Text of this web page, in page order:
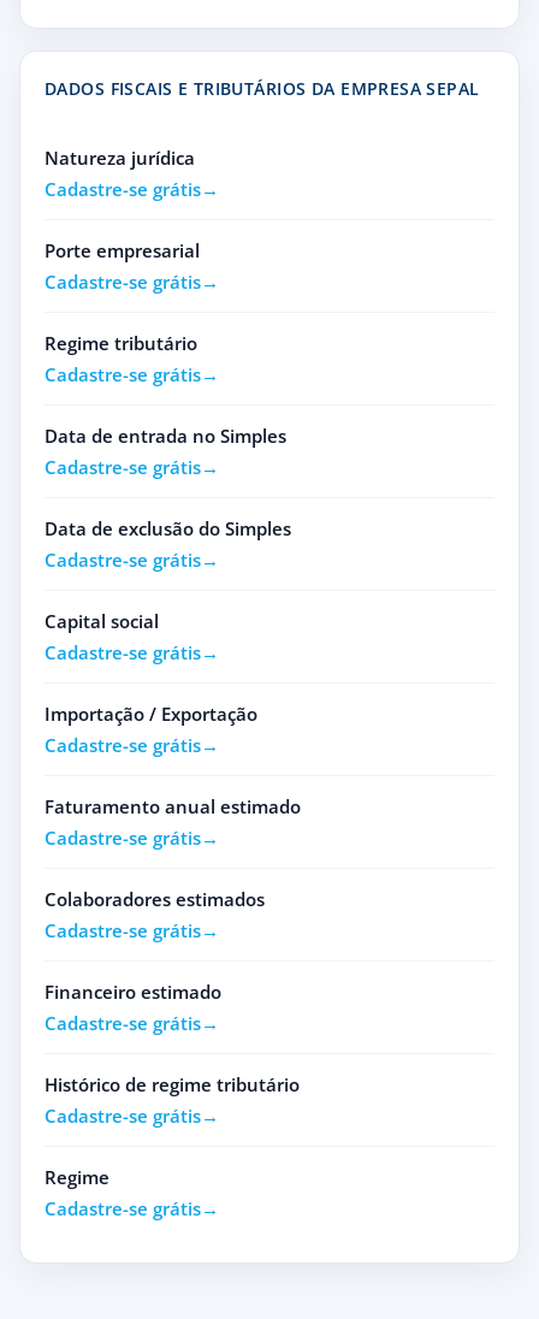
DADOS FISCAIS E TRIBUTÁRIOS DA EMPRESA SEPAL
Natureza jurídica
Cadastre-se grátis
Porte empresarial
Cadastre-se grátis
Regime tributário
Cadastre-se grátis
Data de entrada no Simples
Cadastre-se grátis
Data de exclusão do Simples
Cadastre-se grátis
Capital social
Cadastre-se grátis
Importação / Exportação
Cadastre-se grátis
Faturamento anual estimado
Cadastre-se grátis
Colaboradores estimados
Cadastre-se grátis
Financeiro estimado
Cadastre-se grátis
Histórico de regime tributário
Cadastre-se grátis
Regime
Cadastre-se grátis